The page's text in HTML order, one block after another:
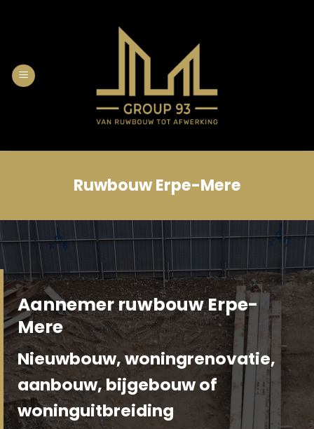
Ruwbouw Erpe-Mere
Aannemer ruwbouw Erpe-
Mere
Nieuwbouw, woningrenovatie,
aanbouw, bijgebouw of
woninguitbreiding